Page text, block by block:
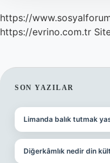
https://
https://evrino.com.tr
SIDEBAR
SON YAZILAR
Limanda balık tutmak
Diğerkâmlık nedir din